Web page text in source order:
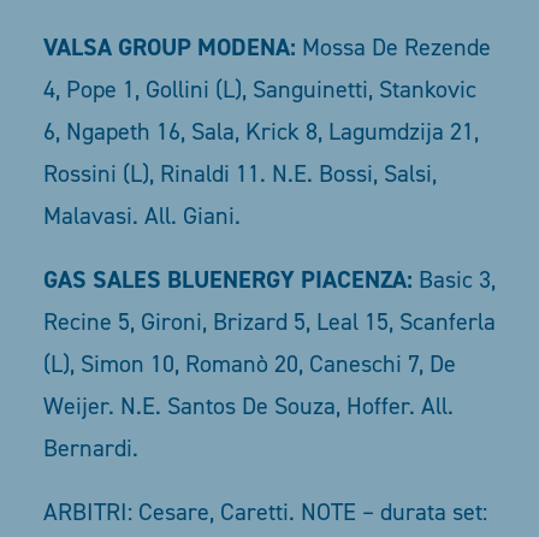
VALSA GROUP MODENA: Mossa De Rezende
4, Pope 1, Gollini (L), Sanguinetti, Stankovic
6, Ngapeth 16, Sala, Krick 8, Lagumdzija 21,
Rossini (L), Rinaldi 11. N.E. Bossi, Salsi,
Malavasi. All. Giani.
GAS SALES BLUENERGY PIACENZA: Basic 3,
Recine 5, Gironi, Brizard 5, Leal 15, Scanferla
(L), Simon 10, Romanò 20, Caneschi 7, De
Weijer. N.E. Santos De Souza, Hoffer. All.
Bernardi.
ARBITRI: Cesare, Caretti. NOTE – durata set: